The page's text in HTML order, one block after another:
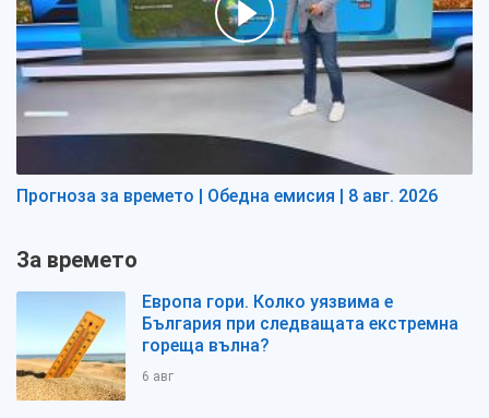
Прогноза за времето | Обедна емисия | 8 авг. 2026
За времето
Европа гори. Колко уязвима е
България при следващата екстремна
гореща вълна?
6 авг